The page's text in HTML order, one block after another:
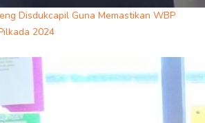
Disdukcapil Guna Memastikan WBP
2024